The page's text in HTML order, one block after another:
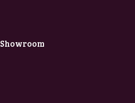
Showroom